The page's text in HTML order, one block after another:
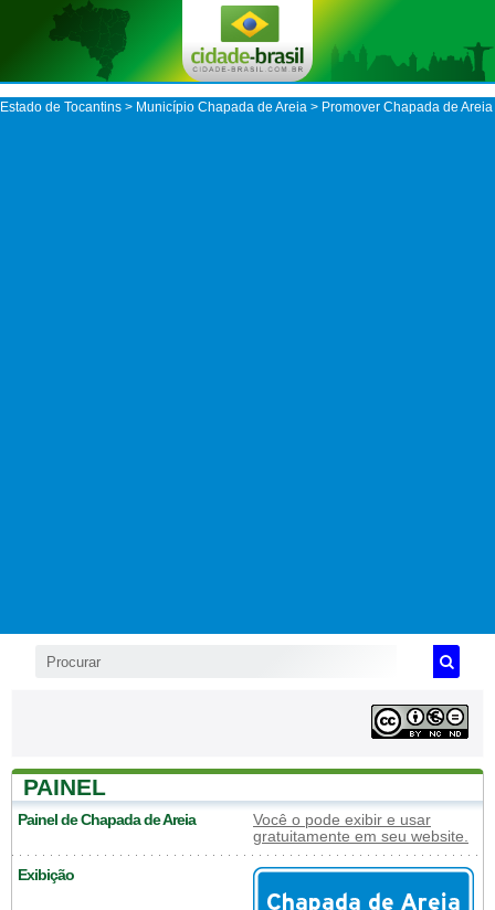
Estado de Tocantins > Município Chapada de Areia > Promover Chapada de Areia
PAINEL
Painel de Chapada de Areia
Você o pode exibir e usar
gratuitamente em seu website.
Exibição